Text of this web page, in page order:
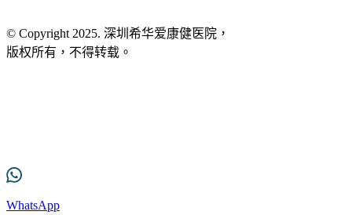
© Copyright 2025. 深圳希华爱康健医院，
版权所有，不得转载。
WhatsApp